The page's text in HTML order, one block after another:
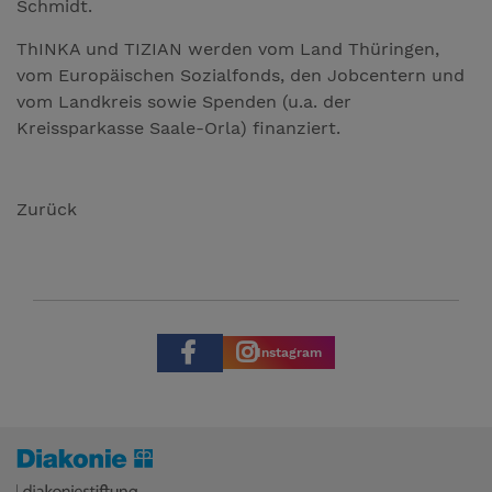
Schmidt.
ThINKA und TIZIAN werden vom Land Thüringen,
vom Europäischen Sozialfonds, den Jobcentern und
vom Landkreis sowie Spenden (u.a. der
Kreissparkasse Saale-Orla) finanziert.
Zurück
Instagram